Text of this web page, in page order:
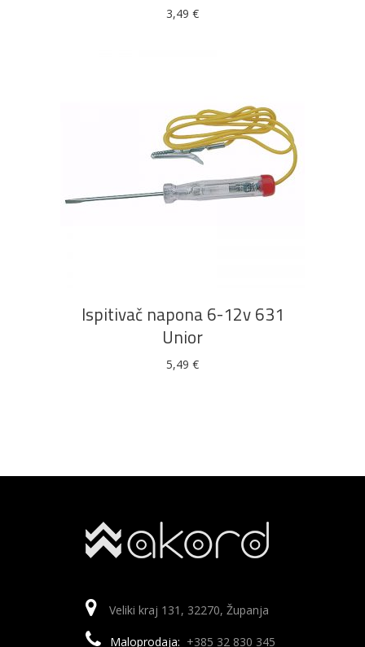
3,49 €
Ispitivač napona 6-12v 631
Unior
5,49 €
Veliki kraj 131, 32270, Županja
Maloprodaja: +385 32 830 345